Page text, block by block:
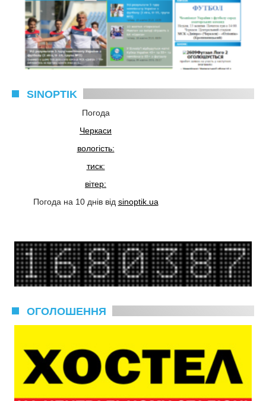
SINOPTIK
Погода
Черкаси
вологість:
тиск:
вітер:
Погода на 10 днів від sinoptik.ua
ОГОЛОШЕННЯ